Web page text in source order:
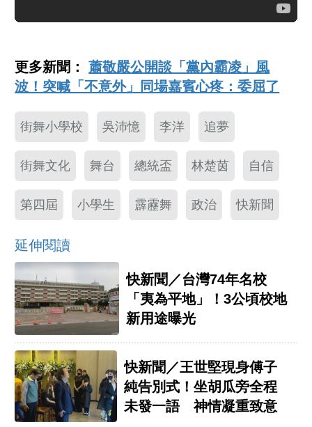
更多新聞：蕭敬嚴公開談「黨內霸凌」風
波！突喊「不意外」同場嘉賓心疼：委屈了
街舞小學校 吳沛憶 李洋 追夢
街舞文化 舞台 總統盃 林楚茵 自信
第四屆 小學生 霹靂舞 政治 快新聞
延伸閱讀
快新聞／台灣74年名校
「夷為平地」！3公頃校地
新用途曝光
快新聞／王世堅現身傅子
純告別式！坐胡瓜旁全程
未發一語 神情凝重致意